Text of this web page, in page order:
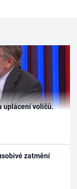
uplácení voličů.
zatmění